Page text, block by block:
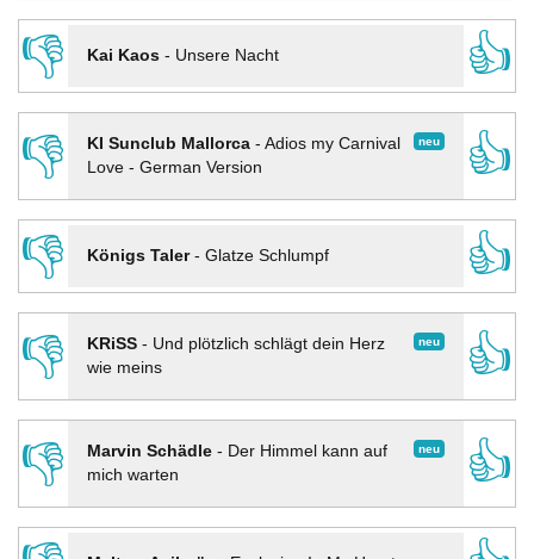
👎
Kai Kaos- Unsere Nacht
👍
👎
neu
KI Sunclub Mallorca- Adios my Carnival
Love - German Version
👍
👎
Königs Taler- Glatze Schlumpf
👍
👎
neu
KRiSS- Und plötzlich schlägt dein Herz
wie meins
👍
👎 neu
Marvin Schädle- Der Himmel kann auf
mich warten
👍